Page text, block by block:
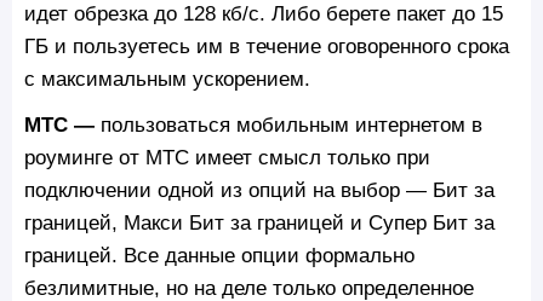
идет обрезка до 128 кб/c. Либо берете пакет до 15
ГБ и пользуетесь им в течение оговоренного срока
с максимальным ускорением.
МТС — пользоваться мобильным интернетом в
роуминге от МТС имеет смысл только при
подключении одной из опций на выбор — Бит за
границей, Макси Бит за границей и Супер Бит за
границей. Все данные опции формально
безлимитные, но на деле только определенное